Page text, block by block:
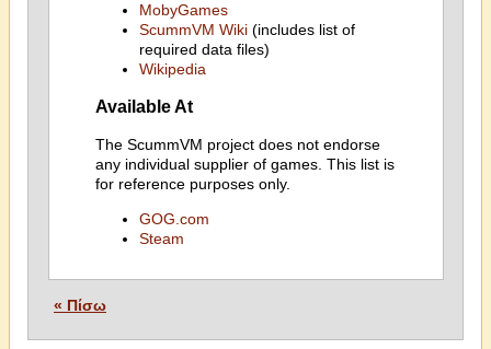
MobyGames
ScummVM Wiki(includes list of
required data files)
Wikipedia
Available At
The ScummVM project does not endorse
any individual supplier of games. This list is
for reference purposes only.
GOG.com
Steam
« Πίσω